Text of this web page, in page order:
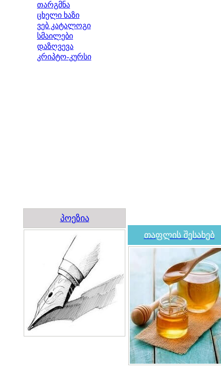
თარგმნა
ცხელი ხაზი
ვებ კატალოგი
სმაილები
დაზღვევა
კრიპტო-კურსი
პოეზია
თაფლის შესახებ